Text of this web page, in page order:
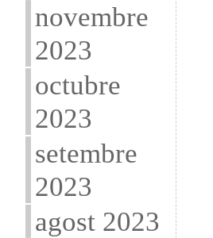
novembre
2023
octubre
2023
setembre
2023
agost 2023